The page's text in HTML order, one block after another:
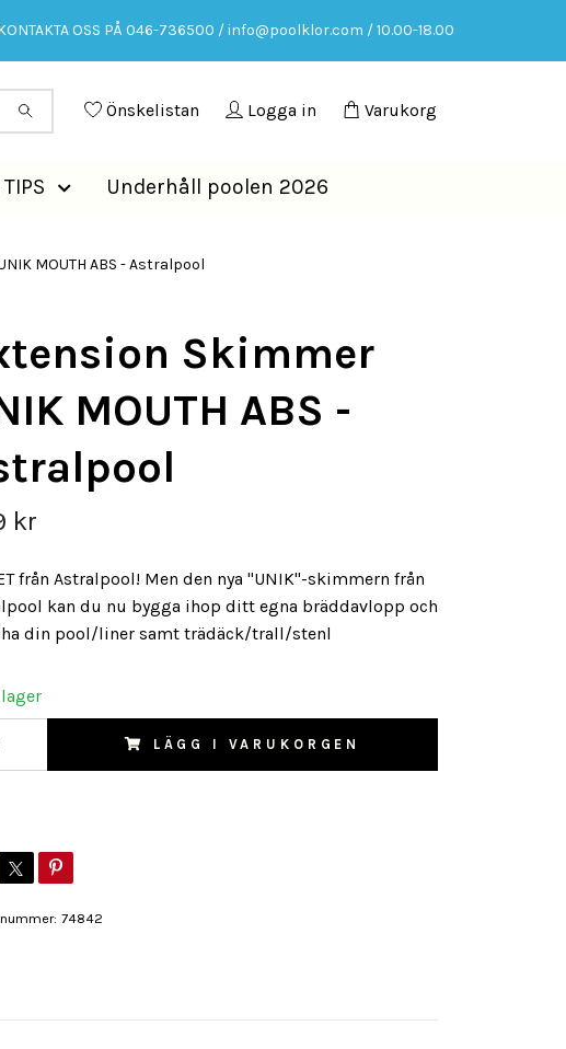
OSS PÅ 046-736500 /info@poolklor.com / 10.00-18.00
Önskelistan Logga in Varukorg
Underhåll poolen 2026
MOUTH ABS - Astralpool
Skimmer
MOUTH ABS -
kr
från Astralpool! Men den nya "UNIK"-skimmern från
kan du nu bygga ihop ditt egna bräddavlopp och
din pool/liner samt trädäck/trall/stenl
LÄGG I VARUKORGEN
74842